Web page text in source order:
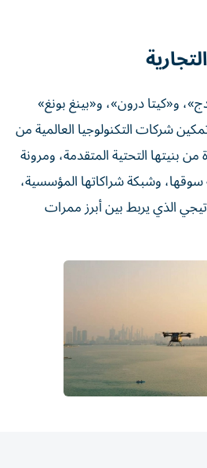
و«كيتا درون»، و«بينغ بونغ»
شركات التكنولوجيا العالمية من
من بنيتها التحتية المتقدمة، ومرونة
سوقها، وشبكة شراكاتها المؤسسية،
الذي يربط بين أبرز ممرات